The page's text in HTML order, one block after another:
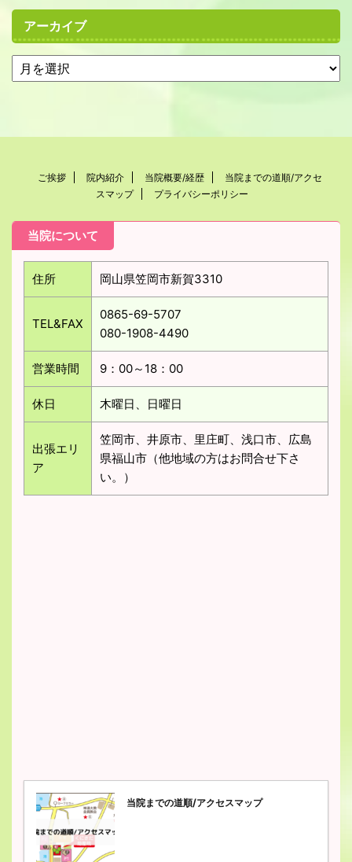
アーカイブ
ご挨拶 院内紹介 当院概要/経歴
当院までの道順/アクセ
スマップ
プライバシーポリシー
当院について
住所 岡山県笠岡市新賀3310
TEL&FAX
0865-69-5707
080-1908-4490
営業時間 9：00～18：00
休日 木曜日、日曜日
出張エリ
ア
笠岡市、井原市、里庄町、浅口市、広島
県福山市（他地域の方はお問合せ下さ
い。）
当院までの道順/アクセスマップ